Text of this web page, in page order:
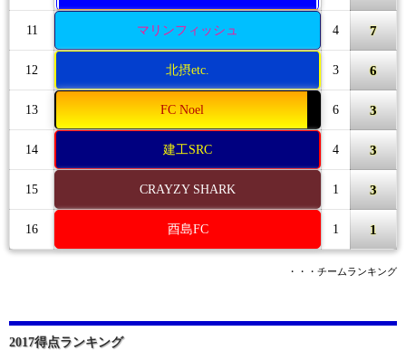
11 マリンフィッシュ 4 7
12 北摂etc. 3 6
13 FC Noel 6 3
14 建工SRC 4 3
15 CRAYZY SHARK 1 3
16 酉島FC 1 1
・・・チームランキング
2017得点ランキング